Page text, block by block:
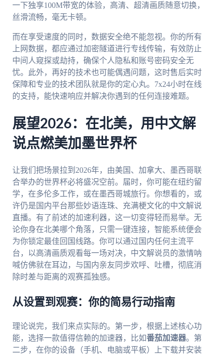
一下独享100M带宽的体验，高清、超清画质随意切换，
丝滑流畅，毫无卡顿。
而在享受速度的同时，数据安全绝不能忽视。你的所有
上网数据，都应通过加密隧道进行专线传输，有效防止
中间人窥探或劫持，确保个人隐私和账号密码安全无
忧。此外，再好的技术也可能偶遇问题，这时售后实时
保障和专业的技术团队就是你的定心丸。7x24小时在线
的支持，能快速响应并解决你遇到的任何连接难题。
展望2026：在北美，用中文解
说点燃美加墨世界杯
让我们把场景拉到2026年，由美国、加拿大、墨西哥联
合举办的世界杯必将盛况空前。届时，你可能在纽约留
学，在多伦多工作，或在墨西哥城旅行。你想看的，或
许仍是国内平台那些妙语连珠、充满梗文化的中文解说
直播。有了前述的加速利器，这一切变得轻而易举。无
论你身在北美哪个角落，只需一键连接，智能系统便会
为你锁定最佳回国线路。你可以通过国内任何主流平
台，以高清画质观看每一场对决，中文解说员的激情呐
喊仿佛就在耳边，与国内亲友同步欢呼、吐槽，彻底消
除时差与距离的观赛孤独感。
从设置到观赛：你的简易行动指南
理论说完，我们来点实际的。第一步，根据上述核心功
能，选择一款值得信赖的加速器，比如番茄加速器。第
二步，在你的设备（手机、电脑或平板）上下载并安装